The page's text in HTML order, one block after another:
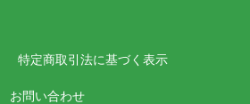
特定商取引法に基づく表示
お問い合わせ